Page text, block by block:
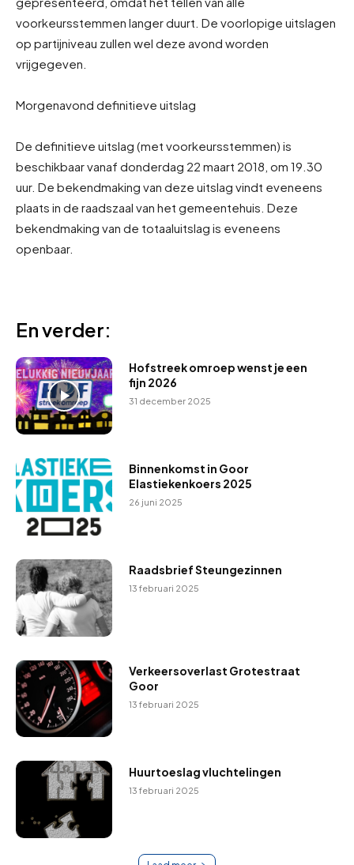
voorkeursstemmen langer duurt. De voorlopige uitslagen
op partijniveau zullen wel deze avond worden
vrijgegeven.
Morgenavond definitieve uitslag
De definitieve uitslag (met voorkeursstemmen) is
beschikbaar vanaf donderdag 22 maart 2018, om 19.30
uur. De bekendmaking van deze uitslag vindt eveneens
plaats in de raadszaal van het gemeentehuis. Deze
bekendmaking van de totaaluitslag is eveneens
openbaar.
En verder:
Hofstreek omroep wenst je een
fijn 2026
31 december 2025
Binnenkomst in Goor
Elastiekenkoers 2025
26 juni 2025
Raadsbrief Steungezinnen
13 februari 2025
Verkeersoverlast Grotestraat
Goor
13 februari 2025
Huurtoeslag vluchtelingen
13 februari 2025